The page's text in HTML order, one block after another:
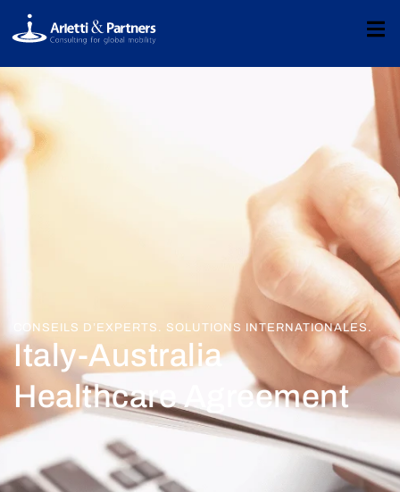
CONSEILS D’EXPERTS. SOLUTIONS INTERNATIONALES.
Italy-Australia
Healthcare Agreement